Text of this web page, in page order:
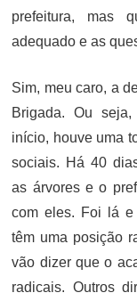
prefeitura, mas
adequado e as
Sim, meu caro, a
Brigada. Ou
início, houve uma
sociais. Há 40
as árvores e o
com eles. Foi lá e
têm uma posição
vão dizer que o
radicais. Outros